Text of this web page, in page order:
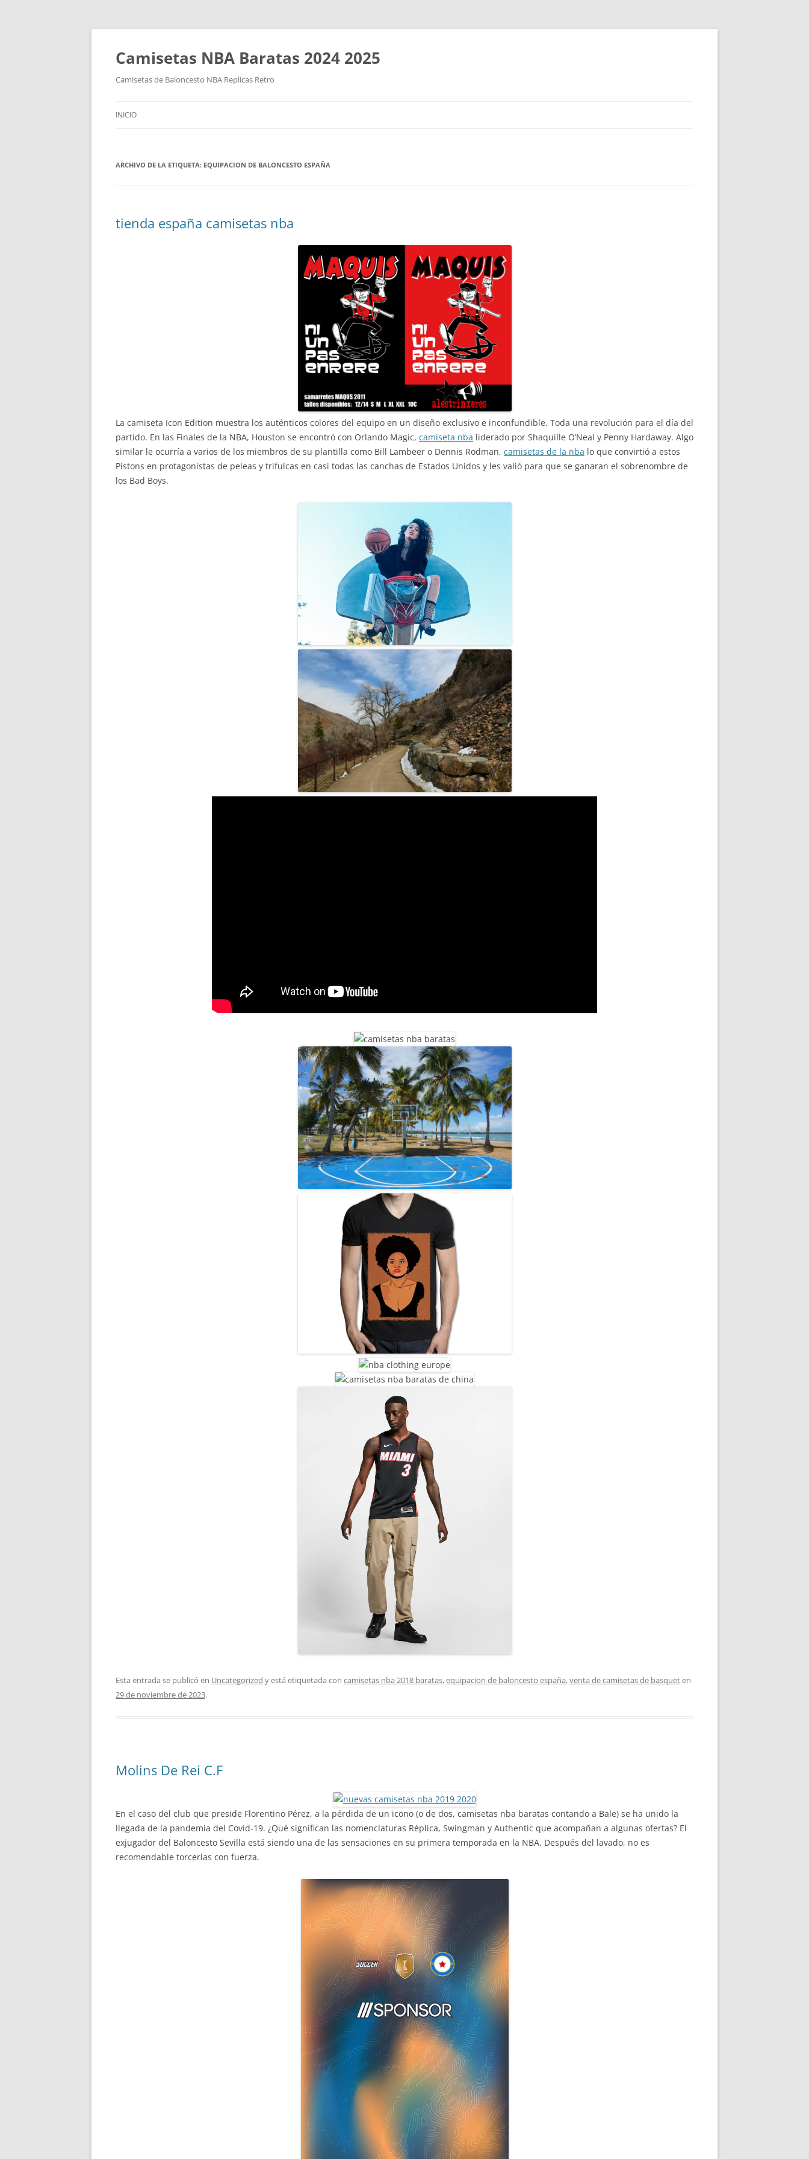
Camisetas NBA Baratas 2024 2025
Camisetas de Baloncesto NBA Replicas Retro
INICIO
ARCHIVO DE LA ETIQUETA: EQUIPACION DE BALONCESTO ESPAÑA
tienda españa camisetas nba
La camiseta Icon Edition muestra los auténticos colores del equipo en un diseño exclusivo e inconfundible. Toda una revolución para el día del
partido. En las Finales de la NBA, Houston se encontró con Orlando Magic, camiseta nba liderado por Shaquille O’Neal y Penny Hardaway. Algo
similar le ocurría a varios de los miembros de su plantilla como Bill Lambeer o Dennis Rodman, camisetas de la nba lo que convirtió a estos
Pistons en protagonistas de peleas y trifulcas en casi todas las canchas de Estados Unidos y les valió para que se ganaran el sobrenombre de
los Bad Boys.
Esta entrada se publicó en Uncategorized y está etiquetada con camisetas nba 2018 baratas,equipacion de baloncesto españa,venta de camisetas de basqueten
29 de noviembre de 2023.
Molins De Rei C.F
En el caso del club que preside Florentino Pérez, a la pérdida de un icono (o de dos, camisetas nba baratas contando a Bale) se ha unido la
llegada de la pandemia del Covid-19. ¿Qué significan las nomenclaturas Réplica, Swingman y Authentic que acompañan a algunas ofertas? El
exjugador del Baloncesto Sevilla está siendo una de las sensaciones en su primera temporada en la NBA. Después del lavado, no es
recomendable torcerlas con fuerza.